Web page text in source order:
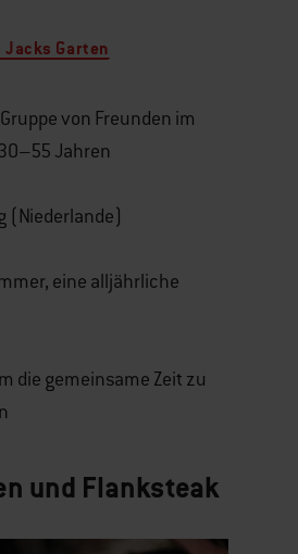
Garten
von Freunden im
Jahren
(Niederlande)
eine alljährliche
die gemeinsame Zeit zu
und Flanksteak